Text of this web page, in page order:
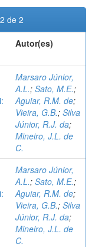
de 2
Autor(es)
Marsaro Júnior,
A.L.; Sato, M.E.;
Aguiar, R.M. de;
Vieira, G.B.; Silva
Júnior, R.J. da;
Mineiro, J.L. de
C.
Marsaro Júnior,
A.L.; Sato, M.E.;
Aguiar, R.M. de;
Vieira, G.B.; Silva
Júnior, R.J. da;
Mineiro, J.L. de
C.